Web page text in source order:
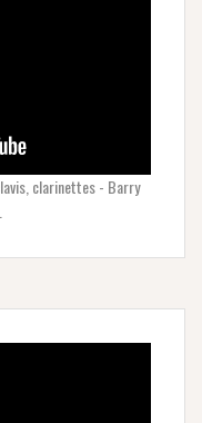
clarinettes - Barry